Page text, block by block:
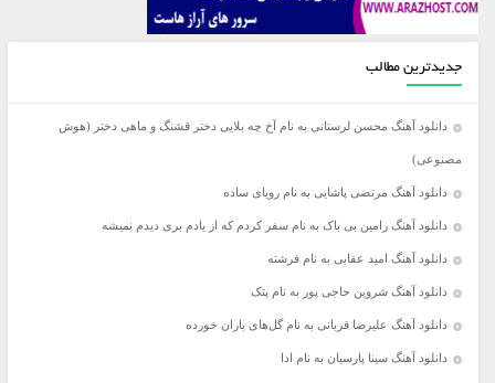
جدیدترین مطالب
دانلود آهنگ محسن لرستانی به نام آخ چه بلایی دختر قشنگ و ماهی دختر (هوش
مصنوعی)
دانلود آهنگ مرتضی پاشایی به نام رویای ساده
دانلود آهنگ رامین بی باک به نام سفر کردم که از یادم بری دیدم نمیشه
دانلود آهنگ امید عقابی به نام فرشته
دانلود آهنگ شروین حاجی پور به نام پتک
دانلود آهنگ علیرضا قربانی به نام گل‌های باران خورده
دانلود آهنگ سینا پارسیان به نام ادا